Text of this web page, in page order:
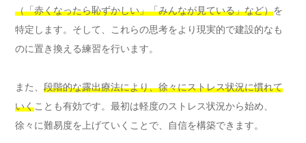
（「赤くなったら恥ずかしい」「みんなが見ている」など）を
特定します。そして、これらの思考をより現実的で建設的なも
のに置き換える練習を行います。
また、 段階的な露出療法により、徐々にストレス状況に慣れて
いくことも有効です。最初は軽度のストレス状況から始め、
徐々に難易度を上げていくことで、自信を構築できます。